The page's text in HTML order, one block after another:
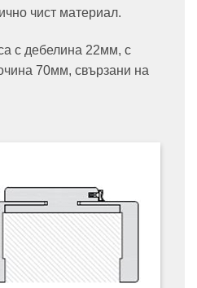
чист материал.
с дебелина 22мм, с
70мм, свързани на